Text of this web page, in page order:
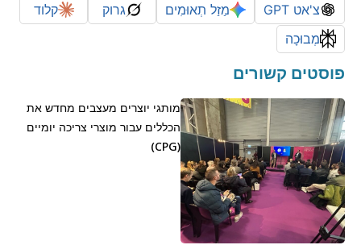
צ'אט GPT מַזַל תְאוּמִים גרוק
קלוד
מְבוּכָה
פוסטים קשורים
מותגי יוצרים מעצבים מחדש את
הכללים עבור מוצרי צריכה יומיים
(CPG)